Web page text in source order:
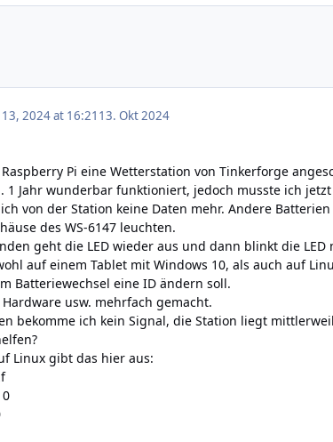
2024 at 16:21 13. Okt 2024
Pi eine Wetterstation von Tinkerforge
1 Jahr wunderbar funktioniert, jedoch musste ich
von der Station keine Daten mehr. Andere
des WS-6147 leuchten.
geht die LED wieder aus und dann blinkt die
auf einem Tablet mit Windows 10, als auch auf
Batteriewechsel eine ID ändern soll.
usw. mehrfach gemacht.
bekomme ich kein Signal, die Station liegt
Linux gibt das hier aus: